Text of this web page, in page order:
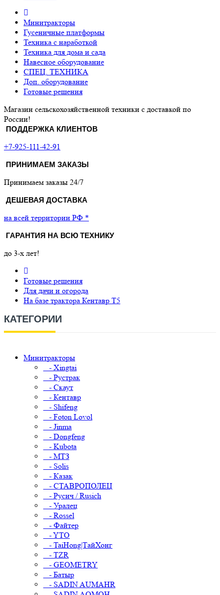
Минитракторы
Гусеничные платформы
Техника с наработкой
Техника для дома и сада
Навесное оборудование
СПЕЦ. ТЕХНИКА
Доп. оборудование
Готовые решения
Магазин сельскохозяйственной техники с доставкой по
России!
ПОДДЕРЖКА КЛИЕНТОВ
+7-925-111-42-91
ПРИНИМАЕМ ЗАКАЗЫ
Принимаем заказы 24/7
ДЕШЕВАЯ ДОСТАВКА
на всей территории РФ *
ГАРАНТИЯ НА ВСЮ ТЕХНИКУ
до 3-х лет!
Готовые решения
Для дачи и огорода
На базе трактора Кентавр Т5
КАТЕГОРИИ
Минитракторы
- Xingtai
- Рустрак
- Скаут
- Кентавр
- Shifeng
- Foton Lovol
- Jinma
- Dongfeng
- Kubota
- МТЗ
- Solis
- Казак
- СТАВРОПОЛЕЦ
- Русич / Rusich
- Уралец
- Rossel
- Файтер
- YTO
- TaiHong|ТайХонг
- TZR
- GEOMETRY
- Батыр
- SADIN AUMAHR